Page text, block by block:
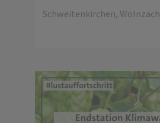
Schweitenkirchen, Wolnzach